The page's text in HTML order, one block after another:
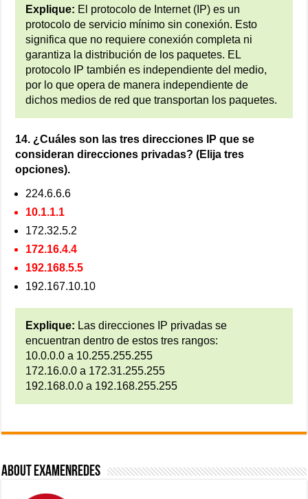
Explique: El protocolo de Internet (IP) es un
protocolo de servicio mínimo sin conexión. Esto
significa que no requiere conexión completa ni
garantiza la distribución de los paquetes. EL
protocolo IP también es independiente del medio,
por lo que opera de manera independiente de
dichos medios de red que transportan los paquetes.
14. ¿Cuáles son las tres direcciones IP que se
consideran direcciones privadas? (Elija tres
opciones).
224.6.6.6
10.1.1.1
172.32.5.2
172.16.4.4
192.168.5.5
192.167.10.10
Explique: Las direcciones IP privadas se
encuentran dentro de estos tres rangos:
10.0.0.0 a 10.255.255.255
172.16.0.0 a 172.31.255.255
192.168.0.0 a 192.168.255.255
About ExamenRedes